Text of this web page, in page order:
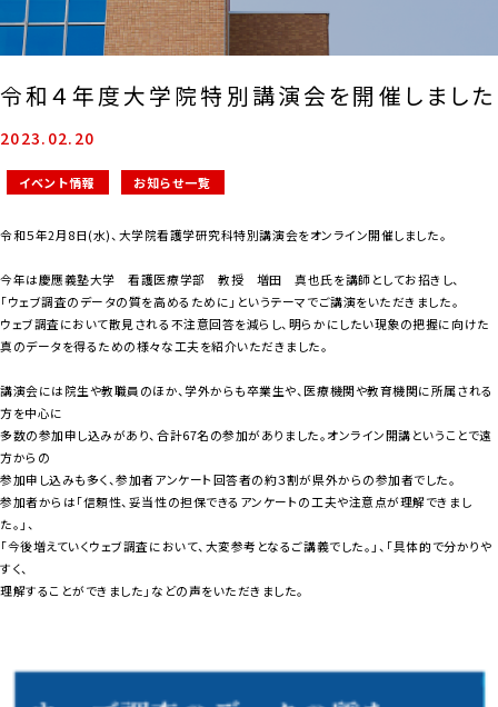
令和４年度大学院特別講演会を開催しました
2023.02.20
イベント情報 お知らせ一覧
令和５年2月8日(水)、大学院看護学研究科特別講演会をオンライン開催しました。
今年は慶應義塾大学 看護医療学部 教授 増田 真也氏を講師としてお招きし、
「ウェブ調査のデータの質を高めるために」というテーマでご講演をいただきました。
ウェブ調査において散見される不注意回答を減らし、明らかにしたい現象の把握に向けた
真のデータを得るための様々な工夫を紹介いただきました。
講演会には院生や教職員のほか、学外からも卒業生や、医療機関や教育機関に所属される
方を中心に
多数の参加申し込みがあり、合計67名の参加がありました。オンライン開講ということで遠
方からの
参加申し込みも多く、参加者アンケート回答者の約３割が県外からの参加者でした。
参加者からは「信頼性、妥当性の担保できるアンケートの工夫や注意点が理解できまし
た。」、
「今後増えていくウェブ調査において、大変参考となるご講義でした。」、「具体的で分かりや
すく、
理解することができました」などの声をいただきました。